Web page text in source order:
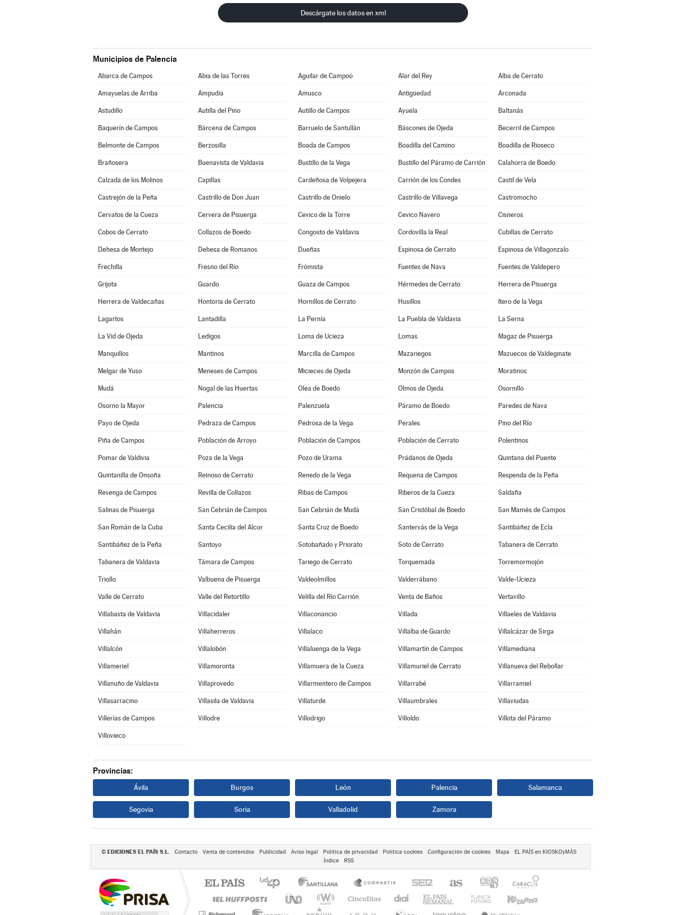
Descárgate los datos en xml
Municipios de Palencia
Abarca de Campos Abia de las Torres Aguilar de Campoo Alar del Rey Alba de Cerrato
Amayuelas de Arriba Ampudia Amusco Antigüedad Arconada
Astudillo Autilla del Pino Autillo de Campos Ayuela Baltanás
Baquerín de Campos Bárcena de Campos Barruelo de Santullán Báscones de Ojeda Becerril de Campos
Belmonte de Campos Berzosilla Boada de Campos Boadilla del Camino Boadilla de Rioseco
Brañosera Buenavista de Valdavia Bustillo de la Vega Bustillo del Páramo de Carrión Calahorra de Boedo
Calzada de los Molinos Capillas Cardeñosa de Volpejera Carrión de los Condes Castil de Vela
Castrejón de la Peña Castrillo de Don Juan Castrillo de Onielo Castrillo de Villavega Castromocho
Cervatos de la Cueza Cervera de Pisuerga Cevico de la Torre Cevico Navero Cisneros
Cobos de Cerrato Collazos de Boedo Congosto de Valdavia Cordovilla la Real Cubillas de Cerrato
Dehesa de Montejo Dehesa de Romanos Dueñas Espinosa de Cerrato Espinosa de Villagonzalo
Frechilla Fresno del Río Frómista Fuentes de Nava Fuentes de Valdepero
Grijota Guardo Guaza de Campos Hérmedes de Cerrato Herrera de Pisuerga
Herrera de Valdecañas Hontoria de Cerrato Hornillos de Cerrato Husillos Itero de la Vega
Lagartos Lantadilla La Pernía La Puebla de Valdavia La Serna
La Vid de Ojeda Ledigos Loma de Ucieza Lomas Magaz de Pisuerga
Manquillos Mantinos Marcilla de Campos Mazariegos Mazuecos de Valdeginate
Melgar de Yuso Meneses de Campos Micieces de Ojeda Monzón de Campos Moratinos
Mudá Nogal de las Huertas Olea de Boedo Olmos de Ojeda Osornillo
Osorno la Mayor Palencia Palenzuela Páramo de Boedo Paredes de Nava
Payo de Ojeda Pedraza de Campos Pedrosa de la Vega Perales Pino del Río
Piña de Campos Población de Arroyo Población de Campos Población de Cerrato Polentinos
Pomar de Valdivia Poza de la Vega Pozo de Urama Prádanos de Ojeda Quintana del Puente
Quintanilla de Onsoña Reinoso de Cerrato Renedo de la Vega Requena de Campos Respenda de la Peña
Revenga de Campos Revilla de Collazos Ribas de Campos Riberos de la Cueza Saldaña
Salinas de Pisuerga San Cebrián de Campos San Cebrián de Mudá San Cristóbal de Boedo San Mamés de Campos
San Román de la Cuba Santa Cecilia del Alcor Santa Cruz de Boedo Santervás de la Vega Santibáñez de Ecla
Santibáñez de la Peña Santoyo Sotobañado y Priorato Soto de Cerrato Tabanera de Cerrato
Tabanera de Valdavia Támara de Campos Tariego de Cerrato Torquemada Torremormojón
Triollo Valbuena de Pisuerga Valdeolmillos Valderrábano Valde-Ucieza
Valle de Cerrato Valle del Retortillo Velilla del Río Carrión Venta de Baños Vertavillo
Villabasta de Valdavia Villacidaler Villaconancio Villada Villaeles de Valdavia
Villahán Villaherreros Villalaco Villalba de Guardo Villalcázar de Sirga
Villalcón Villalobón Villaluenga de la Vega Villamartín de Campos Villamediana
Villameriel Villamoronta Villamuera de la Cueza Villamuriel de Cerrato Villanueva del Rebollar
Villanuño de Valdavia Villaprovedo Villarmentero de Campos Villarrabé Villarramiel
Villasarracino Villasila de Valdavia Villaturde Villaumbrales Villaviudas
Villerías de Campos Villodre Villodrigo Villoldo Villota del Páramo
Villovieco
Provincias:
Ávila Burgos León Palencia Salamanca
Segovia Soria Valladolid Zamora
© EDICIONES EL PAÍS S.L. Contacto Venta de contenidos Publicidad Aviso legal Política de privacidad Política cookies Configuración de cookies Mapa
EL PAÍS en KIOSKOyMÁS
Índice
RSS